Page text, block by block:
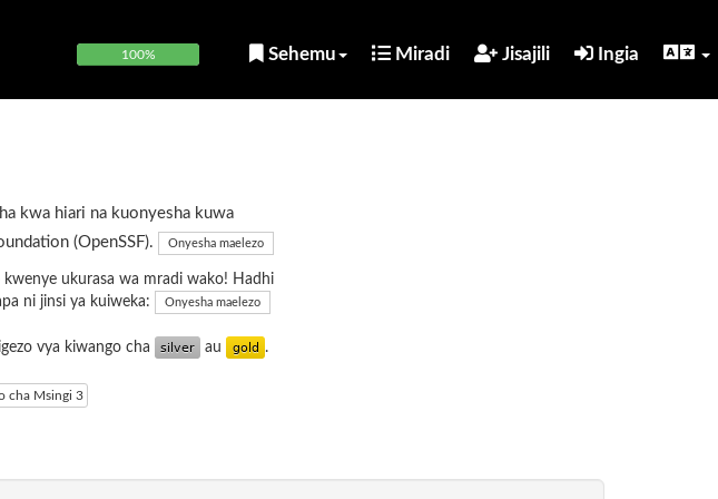
100% Sehemu Miradi Jisajili Ingia
kwa hiari na kuonyesha kuwa
(OpenSSF).
Onyesha maelezo
ukurasa wa mradi wako! Hadhi
ni jinsi ya kuiweka: Onyesha maelezo
vya kiwango cha au .
cha Msingi 3